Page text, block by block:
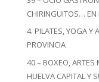
CHIRINGUITOS… EN
4. PILATES, YOGA Y
PROVINCIA
40 – BOXEO, ARTES
HUELVA CAPITAL Y